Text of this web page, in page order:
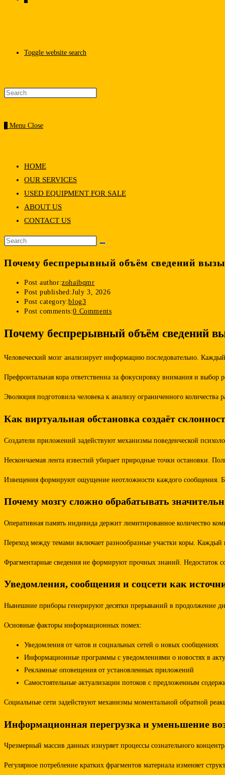
Toggle website search
Menu Close
HOME
OUR SERVICES
USED EQUIPMENT FOR SALE
ABOUT US
CONTACT US
Почему беспрерывный объём сведений
Post author:zohaibqmr
Post published:July 3, 2026
Post category:blog3
Post comments:0 Comments
Почему беспрерывный объём сведений
Человеческий мозг анализирует информацию последовательно.
Префронтальная кора ответственна за фокусировку внимания и выбор
Эволюция подготовила человека к анализу ограниченного
Как виртуальная обстановка создаёт
Создатели приложений задействуют механизмы поведенческой
Нескончаемая лента известий убирает природные точки остановки.
Извещения формируют ощущение неотложности каждого сообщения.
Почему мозгу сложно обрабатывать
Оперативная память индивида держит лимитированное количество
Переход между темами включает разнообразные участки коры. Каждый
Фрагментарные сведения не формируют прочных знаний. Недостаток
Уведомления, сообщения и соцсети как
Нынешние приборы генерируют десятки прерываний в продолжение
Основные факторы информационных помех:
Уведомления от чатов и социальных сетей о новых сообщениях
Информационные программы с уведомлениями о новостях в
Рекламные оповещения от установленных приложений
Самостоятельные актуализации потоков с предложенным
Социальные сети задействуют механизмы моментальной обратной
Информационная перегрузка и уменьшение
Чрезмерный массив данных изнуряет процессы сознательного
Регулярное потребление кратких фрагментов материала изменяет